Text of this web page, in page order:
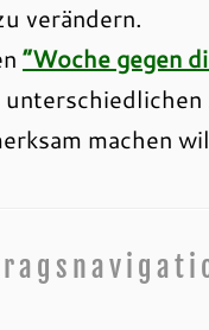
verändern.
“Woche gegen
machen